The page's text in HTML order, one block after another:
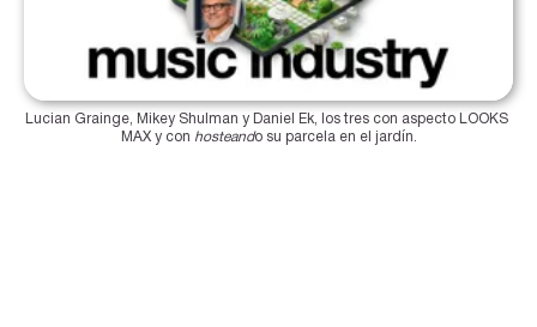
Lucian Grainge, Mikey Shulman y Daniel Ek, los tres con aspecto LOOKS
MAX y con hosteando su parcela en el jardín.